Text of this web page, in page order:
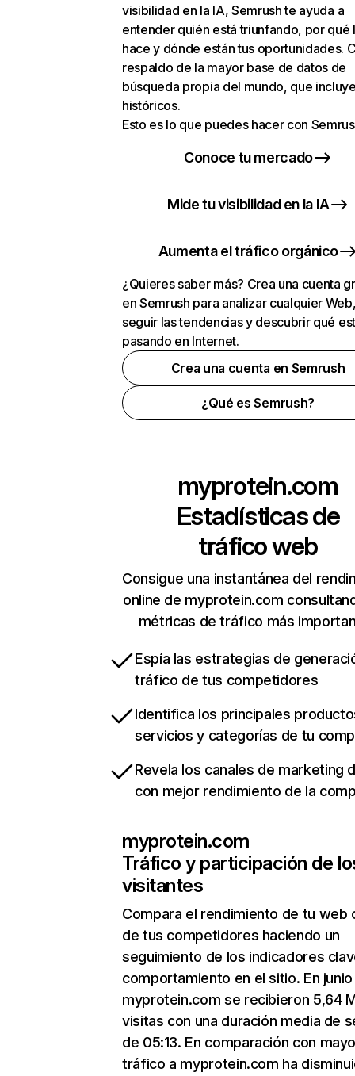
visibilidad en la IA, Semrush te ayuda a
entender quién está triunfando, por qué
hace y dónde están tus oportunidades.
respaldo de la mayor base de datos de
búsqueda propia del mundo, que
históricos.
Esto es lo que puedes hacer con
Conoce tu mercado
Mide tu visibilidad en la IA
Aumenta el tráfico orgánico
¿Quieres saber más? Crea una cuenta
en Semrush para analizar cualquier
seguir las tendencias y descubrir qué
pasando en Internet.
Crea una cuenta en Semrush
¿Qué es Semrush?
myprotein.com
Estadísticas de
tráfico web
Consigue una instantánea del
online de myprotein.com
métricas de tráfico más
Espía las estrategias de
tráfico de tus competidores
Identifica los principales
servicios y categorías de tu
Revela los canales de marketing
con mejor rendimiento de la
myprotein.com
Tráfico y participación de
visitantes
Compara el rendimiento de tu web
de tus competidores haciendo un
seguimiento de los indicadores
comportamiento en el sitio. En junio
myprotein.com se recibieron 5,64
visitas con una duración media de
de 05:13. En comparación con
tráfico a myprotein.com ha